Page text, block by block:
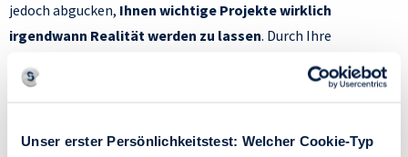
Unser erster Persönlichkeitstest: Welcher Cookie-Typ
jedoch abgucken, Ihnen wichtige Projekte wirklich
irgendwann Realität werden zu lassen. Durch Ihre
Innenorientierung neigen Sie nämlich manchmal dazu, etwas
nur in Ihrem Kopf durchzuspielen. Über eine mögliche Reise
dasselbe, wie sie zu erleben – also beginnen Sie, Ihre Bucket